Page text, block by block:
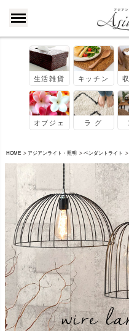
HOME アジアンライト・照明 ペンダントライト